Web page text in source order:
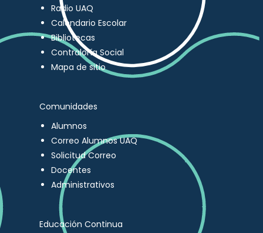
Radio UAQ
Calendario Escolar
Bibliotecas
Contraloría Social
Mapa de sitio
Comunidades
Alumnos
Correo Alumnos UAQ
Solicitud Correo
Docentes
Administrativos
Educación Continua